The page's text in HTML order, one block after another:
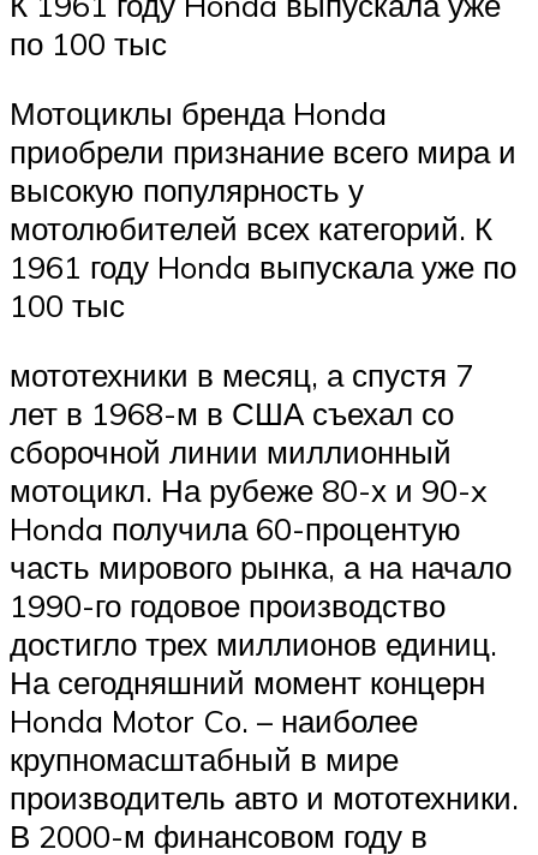
по 100 тыс
Мотоциклы бренда Honda
приобрели признание всего мира и
высокую популярность у
мотолюбителей всех категорий. К
1961 году Honda выпускала уже по
100 тыс
мототехники в месяц, а спустя 7
лет в 1968-м в США съехал со
сборочной линии миллионный
мотоцикл. На рубеже 80-х и 90-x
Honda получила 60-процентую
часть мирового рынка, а на начало
1990-го годовое производство
достигло трех миллионов единиц.
На сегодняшний момент концерн
Honda Motor Co. – наиболее
крупномасштабный в мире
производитель авто и мототехники.
В 2000-м финансовом году в